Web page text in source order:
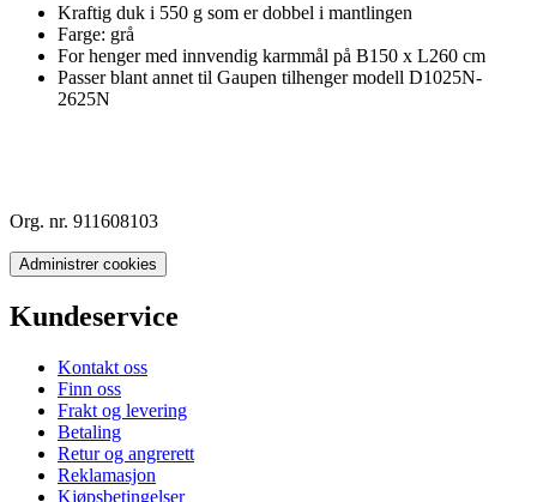
Kraftig duk i 550 g som er dobbel i mantlingen
Farge: grå
For henger med innvendig karmmål på B150 x L260 cm
Passer blant annet til Gaupen tilhenger modell D1025N-
2625N
Org. nr. 911608103
Administrer cookies
Kundeservice
Kontakt oss
Finn oss
Frakt og levering
Betaling
Retur og angrerett
Reklamasjon
Kjøpsbetingelser